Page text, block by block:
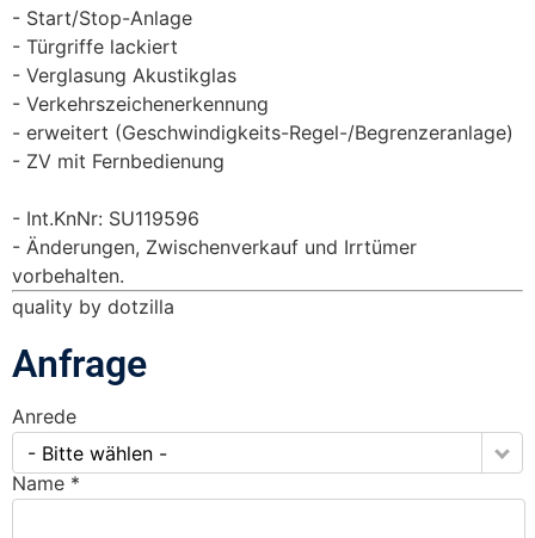
Start/Stop-Anlage
Türgriffe lackiert
Verglasung Akustikglas
Verkehrszeichenerkennung
erweitert (Geschwindigkeits-Regel-/Begrenzeranlage)
ZV mit Fernbedienung
Int.KnNr: SU119596
Änderungen, Zwischenverkauf und Irrtümer
vorbehalten.
quality by dotzilla
Anfrage
Anrede
- Bitte wählen -
Name *